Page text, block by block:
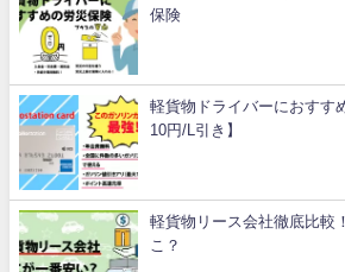
保険
軽貨物ドライバーにおすす
10円/L引き】
軽貨物リース会社徹底比較
こ？